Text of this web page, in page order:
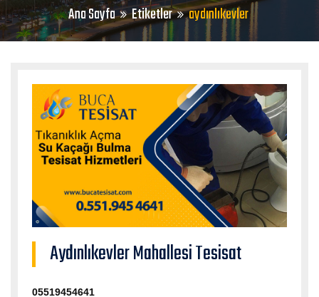
Ana Sayfa Etiketler aydınlıkevler
Aydınlıkevler Mahallesi Tesisat
05519454641